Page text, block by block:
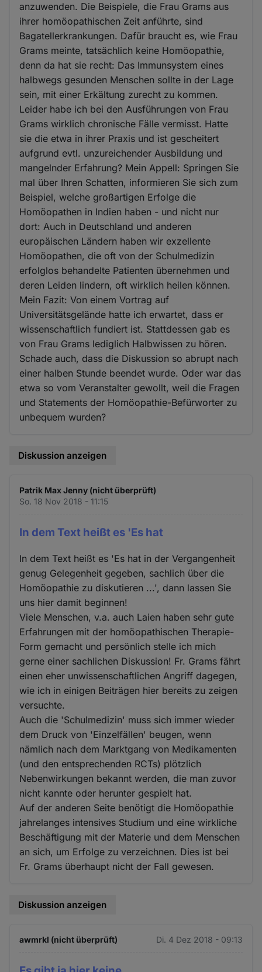
anzuwenden. Die Beispiele, die Frau Grams aus
ihrer homöopathischen Zeit anführte, sind
Bagatellerkrankungen. Dafür braucht es, wie Frau
Grams meinte, tatsächlich keine Homöopathie,
denn da hat sie recht: Das Immunsystem eines
halbwegs gesunden Menschen sollte in der Lage
sein, mit einer Erkältung zurecht zu kommen.
Leider habe ich bei den Ausführungen von Frau
Grams wirklich chronische Fälle vermisst. Hatte
sie die etwa in ihrer Praxis und ist gescheitert
aufgrund evtl. unzureichender Ausbildung und
mangelnder Erfahrung? Mein Appell: Springen Sie
mal über Ihren Schatten, informieren Sie sich zum
Beispiel, welche großartigen Erfolge die
Homöopathen in Indien haben - und nicht nur
dort: Auch in Deutschland und anderen
europäischen Ländern haben wir exzellente
Homöopathen, die oft von der Schulmedizin
erfolglos behandelte Patienten übernehmen und
deren Leiden lindern, oft wirklich heilen können.
Mein Fazit: Von einem Vortrag auf
Universitätsgelände hatte ich erwartet, dass er
wissenschaftlich fundiert ist. Stattdessen gab es
von Frau Grams lediglich Halbwissen zu hören.
Schade auch, dass die Diskussion so abrupt nach
einer halben Stunde beendet wurde. Oder war das
etwa so vom Veranstalter gewollt, weil die Fragen
und Statements der Homöopathie-Befürworter zu
unbequem wurden?
Diskussion anzeigen
Patrik Max Jenny (nicht überprüft)
So. 18 Nov 2018 - 11:15
In dem Text heißt es 'Es hat
In dem Text heißt es 'Es hat in der Vergangenheit
genug Gelegenheit gegeben, sachlich über die
Homöopathie zu diskutieren ...', dann lassen Sie
uns hier damit beginnen!
Viele Menschen, v.a. auch Laien haben sehr gute
Erfahrungen mit der homöopathischen Therapie-
Form gemacht und persönlich stelle ich mich
gerne einer sachlichen Diskussion! Fr. Grams fährt
einen eher unwissenschaftlichen Angriff dagegen,
wie ich in einigen Beiträgen hier bereits zu zeigen
versuchte.
Auch die 'Schulmedizin' muss sich immer wieder
dem Druck von 'Einzelfällen' beugen, wenn
nämlich nach dem Marktgang von Medikamenten
(und den entsprechenden RCTs) plötzlich
Nebenwirkungen bekannt werden, die man zuvor
nicht kannte oder herunter gespielt hat.
Auf der anderen Seite benötigt die Homöopathie
jahrelanges intensives Studium und eine wirkliche
Beschäftigung mit der Materie und dem Menschen
an sich, um Erfolge zu verzeichnen. Dies ist bei
Fr. Grams überhaupt nicht der Fall gewesen.
Diskussion anzeigen
awmrkl (nicht überprüft) Di. 4 Dez 2018 - 09:13